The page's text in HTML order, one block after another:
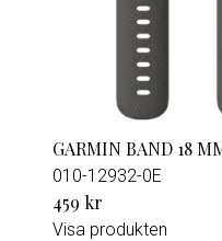
GARMIN BAND 18
010-12932-0E
459 kr
Visa produkten